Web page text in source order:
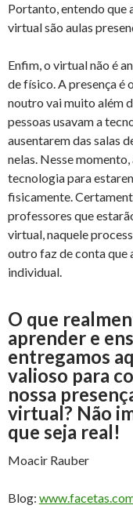
Portanto, entendo que
virtual são aulas
Enfim, o virtual não é
de físico. A presença é
noutro vai muito além
pessoas usavam a
ausentarem das salas
nelas. Nesse momento,
tecnologia para
fisicamente.
professores que
virtual, naquele
outro faz de conta que
individual.
O que
aprender e
entregamos
valioso para
nossa
virtual? Não
que seja real!
Moacir Rauber
Blog: